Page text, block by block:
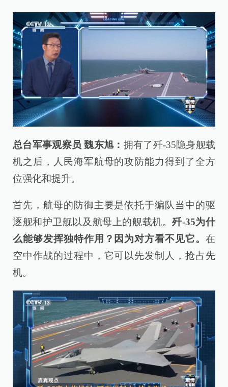
总台军事观察员 魏东旭： 拥有了歼-35隐身舰载
机之后，人民海军航母的攻防能力得到了全方
位强化和提升。
首先，航母的防御主要是依托于编队当中的驱
逐舰和护卫舰以及航母上的舰载机。歼-35为什
么能够发挥独特作用？因为对方看不见它。 在
空中作战的过程中，它可以先发制人，抢占先
机。